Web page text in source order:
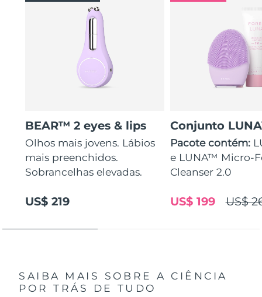
BEAR™ 2 eyes & lips
Olhos mais jovens. Lábios
mais preenchidos.
Sobrancelhas elevadas.
US$ 219
Conjunto
Pacote contém:
e LUNA™ Micro-
Cleanser 2.0
US$
US$ 199
SAIBA MAIS SOBRE A CIÊNCIA
POR TRÁS DE TUDO